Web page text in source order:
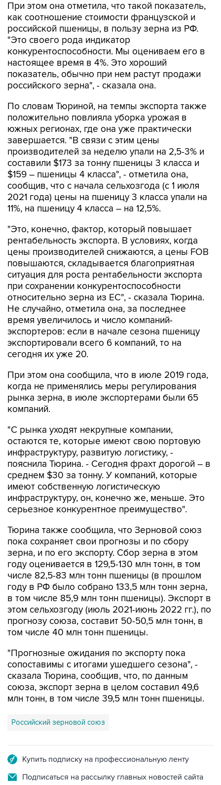
При этом она отметила, что такой показатель,
как соотношение стоимости французской и
российской пшеницы, в пользу зерна из РФ.
"Это своего рода индикатор
конкурентоспособности. Мы оцениваем его в
настоящее время в 4%. Это хороший
показатель, обычно при нем растут продажи
российского зерна", - сказала она.
По словам Тюриной, на темпы экспорта также
положительно повлияла уборка урожая в
южных регионах, где она уже практически
завершается. "В связи с этим цены
производителей за неделю упали на 2,5-3% и
составили $173 за тонну пшеницы 3 класса и
$159 – пшеницы 4 класса", - отметила она,
сообщив, что с начала сельхозгода (с 1 июля
2021 года) цены на пшеницу 3 класса упали на
11%, на пшеницу 4 класса – на 12,5%.
"Это, конечно, фактор, который повышает
рентабельность экспорта. В условиях, когда
цены производителей снижаются, а цены FOB
повышаются, складывается благоприятная
ситуация для роста рентабельности экспорта
при сохранении конкурентоспособности
относительно зерна из ЕС", - сказала Тюрина.
Не случайно, отметила она, за последнее
время увеличилось и число компаний-
экспортеров: если в начале сезона пшеницу
экспортировали всего 6 компаний, то на
сегодня их уже 20.
При этом она сообщила, что в июле 2019 года,
когда не применялись меры регулирования
рынка зерна, в июле экспортерами были 65
компаний.
"С рынка уходят некрупные компании,
остаются те, которые имеют свою портовую
инфраструктуру, развитую логистику, -
пояснила Тюрина. - Сегодня фрахт дорогой – в
среднем $30 за тонну. У компаний, которые
имеют собственную логистическую
инфраструктуру, он, конечно же, меньше. Это
серьезное конкурентное преимущество".
Тюрина также сообщила, что Зерновой союз
пока сохраняет свои прогнозы и по сбору
зерна, и по его экспорту. Сбор зерна в этом
году оценивается в 129,5-130 млн тонн, в том
числе 82,5-83 млн тонн пшеницы (в прошлом
году в РФ было собрано 133,5 млн тонн зерна,
в том числе 85,9 млн тонн пшеницы). Экспорт в
этом сельхозгоду (июль 2021-июнь 2022 гг.), по
прогнозу союза, составит 50-50,5 млн тонн, в
том числе 40 млн тонн пшеницы.
"Прогнозные ожидания по экспорту пока
сопоставимы с итогами ушедшего сезона", -
сказала Тюрина, сообщив, что, по данным
союза, экспорт зерна в целом составил 49,6
млн тонн, в том числе 39,5 млн тонн пшеницы.
Российский зерновой союз
Купить подписку на профессиональную ленту
Подписаться на рассылку главных новостей сайта